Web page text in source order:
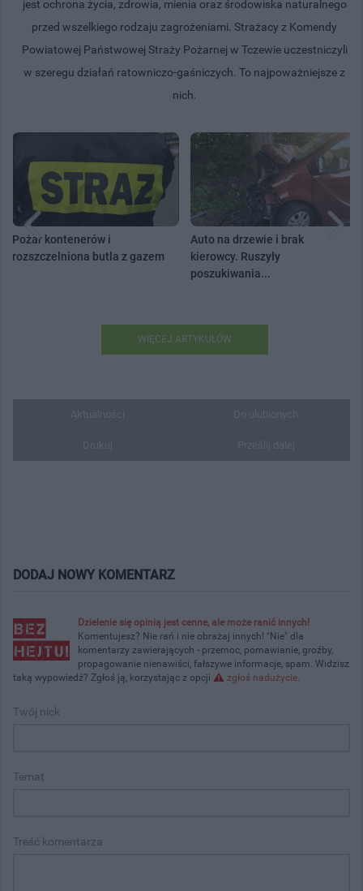
jest ochrona życia, zdrowia, mienia oraz środowiska naturalnego
przed wszelkiego rodzaju zagrożeniami. Strażacy z Komendy
Powiatowej Państwowej Straży Pożarnej w Tczewie uczestniczyli
w szeregu działań ratowniczo-gaśniczych. To najpoważniejsze z
nich.
Pożar kontenerów i
rozszczelniona butla z gazem
Auto na drzewie i brak
kierowcy. Ruszyły
poszukiwania...
WIĘCEJ ARTYKUŁÓW
DODAJ NOWY KOMENTARZ
Dzielenie się opinią jest cenne, ale może ranić innych!
Komentujesz? Nie rań i nie obrażaj innych! "Nie" dla
komentarzy zawierających - przemoc, pomawianie, groźby,
propagowanie nienawiści, fałszywe informacje, spam. Widzisz
taką wypowiedź? Zgłoś ją, korzystając z opcji
zgłoś nadużycie.
Twój nick
Temat
Treść komentarza